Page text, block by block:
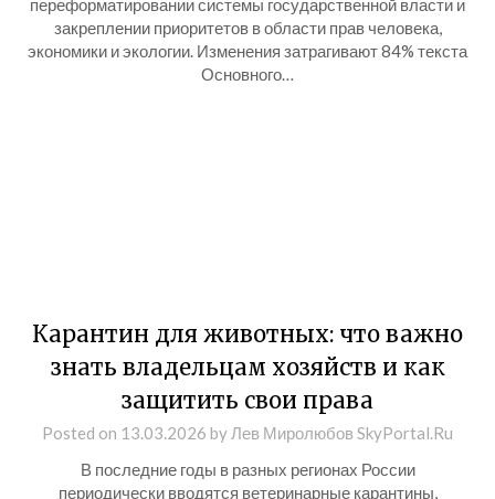
переформатировании системы государственной власти и
закреплении приоритетов в области прав человека,
экономики и экологии. Изменения затрагивают 84% текста
Основного…
Карантин для животных: что важно
знать владельцам хозяйств и как
защитить свои права
Posted on 13.03.2026 by Лев Миролюбов SkyPortal.Ru
В последние годы в разных регионах России
периодически вводятся ветеринарные карантины,